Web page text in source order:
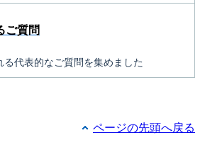
ご質問
る代表的なご質問を集めました
ページの先頭へ戻る